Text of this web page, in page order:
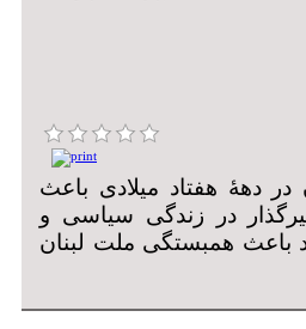
دهۀ هفتاد میلادی باعث
در زندگی سیاسی و
باعث همبستگی ملت لبنان